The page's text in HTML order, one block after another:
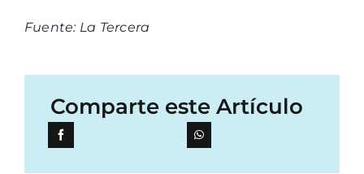
Fuente: La Tercera
Comparte este Artículo